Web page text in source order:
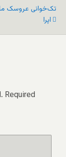
تک‌خوانی عروسک
اپرا
Required